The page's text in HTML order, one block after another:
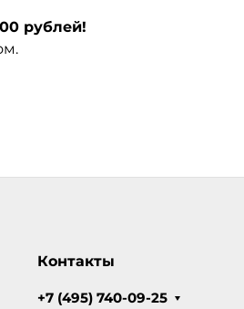
рублей!
Контакты
+7 (495) 740-09-25